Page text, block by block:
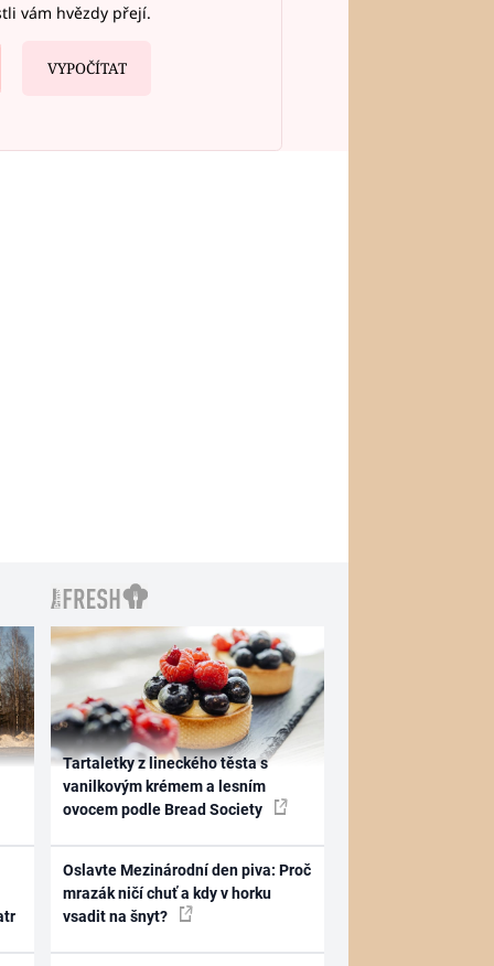
vám hvězdy přejí.
VYPOČÍTAT
Tartaletky z lineckého těsta s
vanilkovým krémem a lesním
ovocem podle Bread Society
Oslavte Mezinárodní den piva: Proč
mrazák ničí chuť a kdy v horku
vsadit na šnyt?